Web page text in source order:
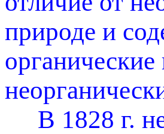
природе и
В 1828 г.